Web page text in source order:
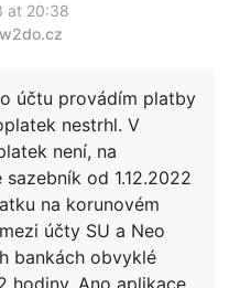
at 20:38
účtu provádím platby
nestrhl. V
není, na
od 1.12.2022
na korunovém
účty SU a Neo
bankách obvyklé